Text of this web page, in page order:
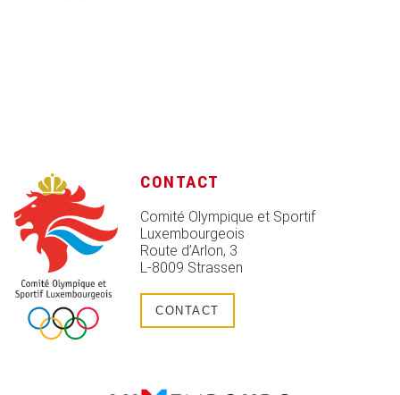
CONTACT
Comité Olympique et Sportif
Luxembourgeois
Route d’Arlon, 3
L-8009 Strassen
CONTACT